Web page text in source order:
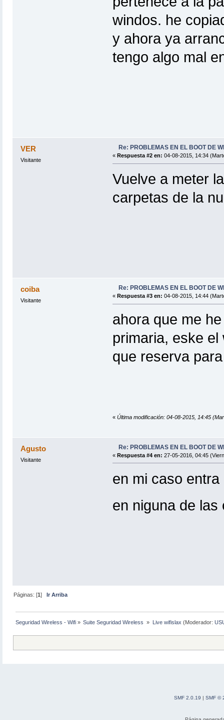
windos. he
y ahora ya
tengo algo mal
VER
Visitante
Re: PROBLEMAS EN EL BOOT DE
« Respuesta #2 en: 04-08-2015, 14:34
Vuelve a meter
carpetas de la
coiba
Visitante
Re: PROBLEMAS EN EL BOOT DE
« Respuesta #3 en: 04-08-2015, 14:44
ahora que me
primaria, eske
que reserva
« Última modificación: 04-08-2015, 14:45
Agusto
Visitante
Re: PROBLEMAS EN EL BOOT DE
« Respuesta #4 en: 27-05-2016, 04:45
en mi caso
en niguna de
Páginas: [1]Ir Arriba
Seguridad Wireless - Wifi » Suite Seguridad Wireless » Live wifislax (Moderador:
SMF 2.0.19 | SMF ©